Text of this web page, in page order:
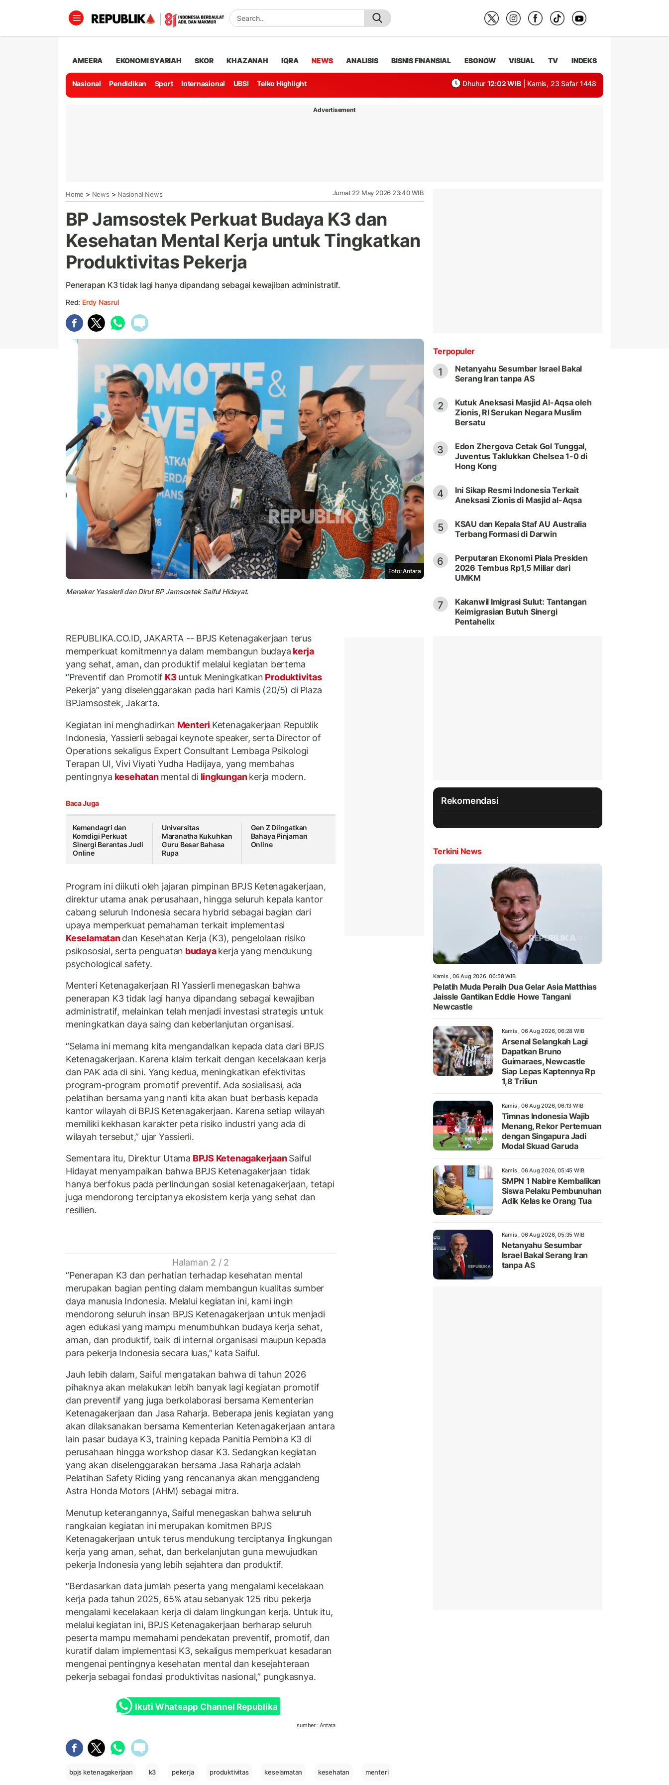
AMEERA EKONOMI SYARIAH SKOR KHAZANAH IQRA NEWS ANALISIS BISNIS FINANSIAL ESGNOW VISUAL TV INDEKS
Nasional Pendidikan Sport Internasional UBSI Telko Highlight Dhuhur 12:02 WIB | Kamis, 23 Safar 1448
Advertisement
Home > News > Nasional News Jumat 22 May 2026 23:40 WIB
BP Jamsostek Perkuat Budaya K3 dan
Kesehatan Mental Kerja untuk Tingkatkan
Produktivitas Pekerja
Penerapan K3 tidak lagi hanya dipandang sebagai kewajiban administratif.
Red: Erdy Nasrul
Foto: Antara
Menaker Yassierli dan Dirut BP Jamsostek Saiful Hidayat.
REPUBLIKA.CO.ID, JAKARTA -- BPJS Ketenagakerjaan terus
memperkuat komitmennya dalam membangun budaya kerja
yang sehat, aman, dan produktif melalui kegiatan bertema
“Preventif dan Promotif K3 untuk Meningkatkan Produktivitas
Pekerja” yang diselenggarakan pada hari Kamis (20/5) di Plaza
BPJamsostek, Jakarta.
Kegiatan ini menghadirkan Menteri Ketenagakerjaan Republik
Indonesia, Yassierli sebagai keynote speaker, serta Director of
Operations sekaligus Expert Consultant Lembaga Psikologi
Terapan UI, Vivi Viyati Yudha Hadijaya, yang membahas
pentingnya kesehatan mental dilingkungankerja modern.
Baca Juga
Kemendagri dan
Komdigi Perkuat
Sinergi Berantas Judi
Online
Universitas
Maranatha Kukuhkan
Guru Besar Bahasa
Rupa
Gen Z Diingatkan
Bahaya Pinjaman
Online
Program ini diikuti oleh jajaran pimpinan BPJS Ketenagakerjaan,
direktur utama anak perusahaan, hingga seluruh kepala kantor
cabang seluruh Indonesia secara hybrid sebagai bagian dari
upaya memperkuat pemahaman terkait implementasi
Keselamatandan Kesehatan Kerja (K3), pengelolaan risiko
psikososial, serta penguatan budayakerja yang mendukung
psychological safety.
Menteri Ketenagakerjaan RI Yassierli menegaskan bahwa
penerapan K3 tidak lagi hanya dipandang sebagai kewajiban
administratif, melainkan telah menjadi investasi strategis untuk
meningkatkan daya saing dan keberlanjutan organisasi.
“Selama ini memang kita mengandalkan kepada data dari BPJS
Ketenagakerjaan. Karena klaim terkait dengan kecelakaan kerja
dan PAK ada di sini. Yang kedua, meningkatkan efektivitas
program-program promotif preventif. Ada sosialisasi, ada
pelatihan bersama yang nanti kita akan buat berbasis kepada
kantor wilayah di BPJS Ketenagakerjaan. Karena setiap wilayah
memiliki kekhasan karakter peta risiko industri yang ada di
wilayah tersebut,” ujar Yassierli.
Sementara itu, Direktur Utama BPJS KetenagakerjaanSaiful
Hidayat menyampaikan bahwa BPJS Ketenagakerjaan tidak
hanya berfokus pada perlindungan sosial ketenagakerjaan, tetapi
juga mendorong terciptanya ekosistem kerja yang sehat dan
resilien.
Halaman 2 / 2
“Penerapan K3 dan perhatian terhadap kesehatan mental
merupakan bagian penting dalam membangun kualitas sumber
daya manusia Indonesia. Melalui kegiatan ini, kami ingin
mendorong seluruh insan BPJS Ketenagakerjaan untuk menjadi
agen edukasi yang mampu menumbuhkan budaya kerja sehat,
aman, dan produktif, baik di internal organisasi maupun kepada
para pekerja Indonesia secara luas,” kata Saiful.
Jauh lebih dalam, Saiful mengatakan bahwa di tahun 2026
pihaknya akan melakukan lebih banyak lagi kegiatan promotif
dan preventif yang juga berkolaborasi bersama Kementerian
Ketenagakerjaan dan Jasa Raharja. Beberapa jenis kegiatan yang
akan dilaksanakan bersama Kementerian Ketenagakerjaan antara
lain pasar budaya K3, training kepada Panitia Pembina K3 di
perusahaan hingga workshop dasar K3. Sedangkan kegiatan
yang akan diselenggarakan bersama Jasa Raharja adalah
Pelatihan Safety Riding yang rencananya akan menggandeng
Astra Honda Motors (AHM) sebagai mitra.
Menutup keterangannya, Saiful menegaskan bahwa seluruh
rangkaian kegiatan ini merupakan komitmen BPJS
Ketenagakerjaan untuk terus mendukung terciptanya lingkungan
kerja yang aman, sehat, dan berkelanjutan guna mewujudkan
pekerja Indonesia yang lebih sejahtera dan produktif.
“Berdasarkan data jumlah peserta yang mengalami kecelakaan
kerja pada tahun 2025, 65% atau sebanyak 125 ribu pekerja
mengalami kecelakaan kerja di dalam lingkungan kerja. Untuk itu,
melalui kegiatan ini, BPJS Ketenagakerjaan berharap seluruh
peserta mampu memahami pendekatan preventif, promotif, dan
kuratif dalam implementasi K3, sekaligus memperkuat kesadaran
mengenai pentingnya kesehatan mental dan kesejahteraan
pekerja sebagai fondasi produktivitas nasional,” pungkasnya.
Ikuti Whatsapp Channel Republika
sumber : Antara
bpjs ketenagakerjaan k3 pekerja produktivitas keselamatan kesehatan menteri
Terpopuler
1
Netanyahu Sesumbar Israel Bakal
Serang Iran tanpa AS
2
Kutuk Aneksasi Masjid Al-Aqsa oleh
Zionis, RI Serukan Negara Muslim
Bersatu
3
Edon Zhergova Cetak Gol Tunggal,
Juventus Taklukkan Chelsea 1-0 di
Hong Kong
4
Ini Sikap Resmi Indonesia Terkait
Aneksasi Zionis di Masjid al-Aqsa
5
KSAU dan Kepala Staf AU Australia
Terbang Formasi di Darwin
6
Perputaran Ekonomi Piala Presiden
2026 Tembus Rp1,5 Miliar dari
UMKM
7
Kakanwil Imigrasi Sulut: Tantangan
Keimigrasian Butuh Sinergi
Pentahelix
Rekomendasi
Terkini News
Kamis , 06 Aug 2026, 06:58 WIB
Pelatih Muda Peraih Dua Gelar Asia Matthias
Jaissle Gantikan Eddie Howe Tangani
Newcastle
Kamis , 06 Aug 2026, 06:28 WIB
Arsenal Selangkah Lagi
Dapatkan Bruno
Guimaraes, Newcastle
Siap Lepas Kaptennya Rp
1,8 Triliun
Kamis , 06 Aug 2026, 06:13 WIB
Timnas Indonesia Wajib
Menang, Rekor Pertemuan
dengan Singapura Jadi
Modal Skuad Garuda
Kamis , 06 Aug 2026, 05:45 WIB
SMPN 1 Nabire Kembalikan
Siswa Pelaku Pembunuhan
Adik Kelas ke Orang Tua
Kamis , 06 Aug 2026, 05:35 WIB
Netanyahu Sesumbar
Israel Bakal Serang Iran
tanpa AS